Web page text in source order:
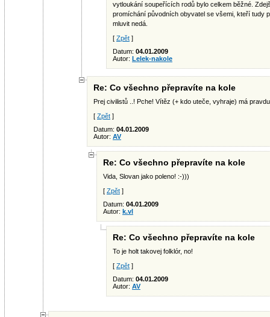
vytloukání soupeřících rodů bylo celkem běžné.
promíchání původních obyvatel se všemi, kteří tudy
mluvit nedá.
[ Zpět ]
Datum: 04.01.2009
Autor: Lelek-nakole
Re: Co všechno přepravíte na kole
Prej civilistů ..! Pche! Vítěz (+ kdo uteče, vyhraje) má
[ Zpět ]
Datum: 04.01.2009
Autor: AV
Re: Co všechno přepravíte na kole
Vida, Slovan jako poleno! :-)))
[ Zpět ]
Datum: 04.01.2009
Autor: k.vl
Re: Co všechno přepravíte na kole
To je holt takovej folklór, no!
[ Zpět ]
Datum: 04.01.2009
Autor: AV